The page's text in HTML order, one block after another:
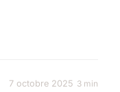
7 octobre 2025 3 min